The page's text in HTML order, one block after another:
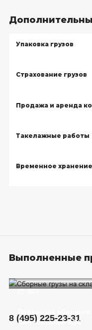
Упаковка грузов
Страхование грузов
Продажа и аренда
Такелажные работы
Временное хранение
Выполненные
Перевозка
Билибинской АЭС
8 (495) 225-23-31